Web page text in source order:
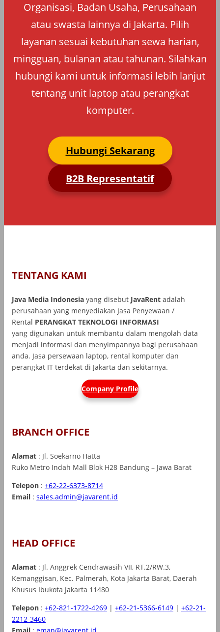
Organisasi, Badan Usaha, Perusahaan
atau swasta lainnya di Jakarta. Pilih
layanan sesuai kebutuhan sewa harian,
mingguan, bulanan atau tahunan. Silahkan
hubungi kami untuk informasi lebih lanjut
tentang unit laptop atau perangkat
komputer.
Hubungi Sekarang
B2B Representatif
TENTANG KAMI
Java Media Indonesia yang disebut JavaRent adalah
perusahaan yang menyediakan Jasa Penyewaan /
Rental PERANGKAT TEKNOLOGI INFORMASI
yang digunakan untuk membantu dalam mengolah data
menjadi informasi dan menyimpannya bagi perusahaan
anda. Jasa persewaan laptop, rental komputer dan
perangkat IT terdekat di Jakarta dan sekitarnya.
Company Profile
BRANCH OFFICE
Alamat : Jl. Soekarno Hatta
Ruko Metro Indah Mall Blok H28 Bandung – Jawa Barat
Telepon : +62-22-6373-8714
Email : sales.admin@javarent.id
HEAD OFFICE
Alamat : Jl. Anggrek Cendrawasih VII, RT.2/RW.3,
Kemanggisan, Kec. Palmerah, Kota Jakarta Barat, Daerah
Khusus Ibukota Jakarta 11480
Telepon : +62-821-1722-4269 | +62-21-5366-6149 | +62-21-
2212-3460